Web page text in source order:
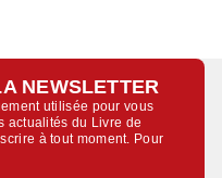
NEWSLETTER
utilisée pour vous
actualités du Livre de
à tout moment. Pour